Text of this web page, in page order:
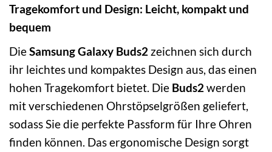
Tragekomfort und Design: Leicht, kompakt und
bequem
DieSamsung Galaxy Buds2 zeichnen sich durch
ihr leichtes und kompaktes Design aus, das einen
hohen Tragekomfort bietet. Die Buds2 werden
mit verschiedenen Ohrstöpselgrößen geliefert,
sodass Sie die perfekte Passform für Ihre Ohren
finden können. Das ergonomische Design sorgt